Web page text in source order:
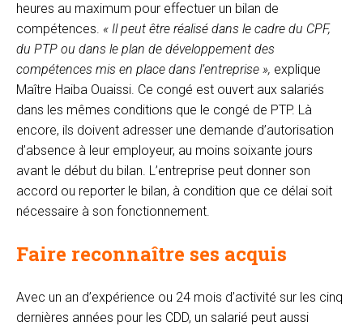
heures au maximum pour effectuer un bilan de
compétences. « Il peut être réalisé dans le cadre du CPF,
du PTP ou dans le plan de développement des
compétences mis en place dans l’entreprise », explique
Maître Haiba Ouaissi. Ce congé est ouvert aux salariés
dans les mêmes conditions que le congé de PTP. Là
encore, ils doivent adresser une demande d’autorisation
d’absence à leur employeur, au moins soixante jours
avant le début du bilan. L’entreprise peut donner son
accord ou reporter le bilan, à condition que ce délai soit
nécessaire à son fonctionnement.
Faire reconnaître ses acquis
Avec un an d’expérience ou 24 mois d’activité sur les cinq
dernières années pour les CDD, un salarié peut aussi